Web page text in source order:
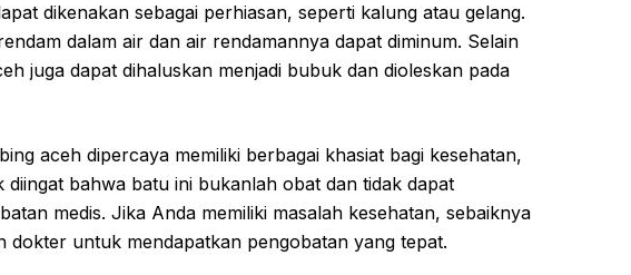
dikenakan sebagai perhiasan, seperti kalung atau gelang.
dalam air dan air rendamannya dapat diminum. Selain
juga dapat dihaluskan menjadi bubuk dan dioleskan pada
aceh dipercaya memiliki berbagai khasiat bagi kesehatan,
bahwa batu ini bukanlah obat dan tidak dapat
medis. Jika Anda memiliki masalah kesehatan, sebaiknya
dokter untuk mendapatkan pengobatan yang tepat.